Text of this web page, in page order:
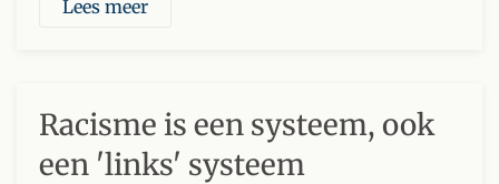
Lees meer
Racisme is een systeem, ook
een 'links' systeem